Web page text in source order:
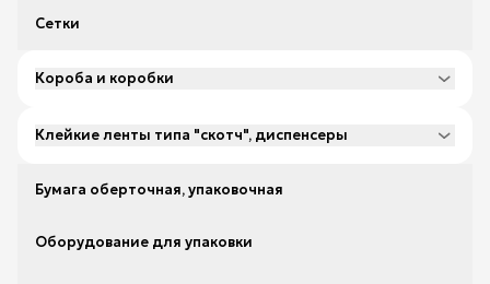
Сетки
Короба и коробки
Клейкие ленты типа "скотч", диспенсеры
Бумага оберточная, упаковочная
Оборудование для упаковки